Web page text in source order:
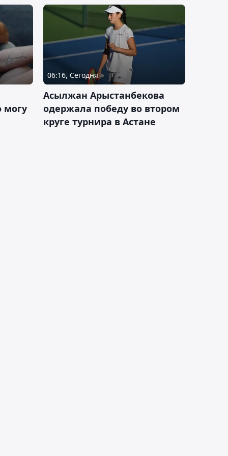
могу
06:16, Сегодня
Асылжан Арыстанбекова
одержала победу во втором
круге турнира в Астане